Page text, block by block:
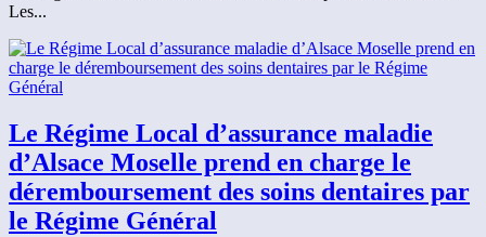
Les...
Le Régime Local d’assurance maladie
d’Alsace Moselle prend en charge le
déremboursement des soins dentaires par
le Régime Général